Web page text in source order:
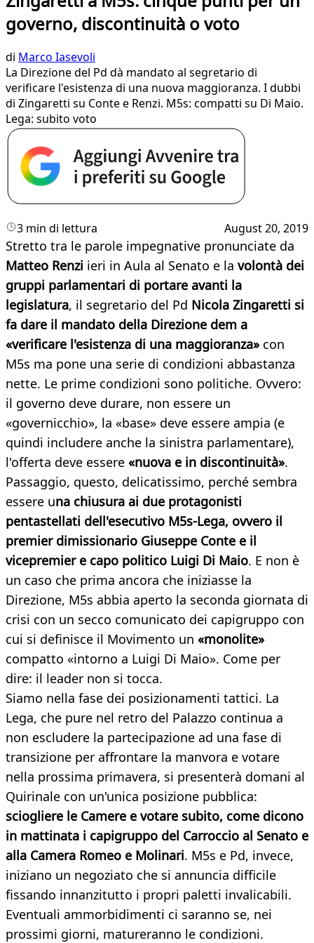
governo, discontinuità o voto
di Marco Iasevoli
La Direzione del Pd dà mandato al segretario di
verificare l'esistenza di una nuova maggioranza. I dubbi
di Zingaretti su Conte e Renzi. M5s: compatti su Di Maio.
Lega: subito voto
3 min di lettura August 20, 2019
Stretto tra le parole impegnative pronunciate da
Matteo Renzi ieri in Aula al Senato e la volontà dei
gruppi parlamentari di portare avanti la
legislatura, il segretario del Pd Nicola Zingaretti si
fa dare il mandato della Direzione dem a
«verificare l'esistenza di una maggioranza» con
M5s ma pone una serie di condizioni abbastanza
nette. Le prime condizioni sono politiche. Ovvero:
il governo deve durare, non essere un
«governicchio», la «base» deve essere ampia (e
quindi includere anche la sinistra parlamentare),
l'offerta deve essere «nuova e in discontinuità».
Passaggio, questo, delicatissimo, perché sembra
essere una chiusura ai due protagonisti
pentastellati dell'esecutivo M5s-Lega, ovvero il
premier dimissionario Giuseppe Conte e il
vicepremier e capo politico Luigi Di Maio. E non è
un caso che prima ancora che iniziasse la
Direzione, M5s abbia aperto la seconda giornata di
crisi con un secco comunicato dei capigruppo con
cui si definisce il Movimento un «monolite»
compatto «intorno a Luigi Di Maio». Come per
dire: il leader non si tocca.
Siamo nella fase dei posizionamenti tattici. La
Lega, che pure nel retro del Palazzo continua a
non escludere la partecipazione ad una fase di
transizione per affrontare la manvora e votare
nella prossima primavera, si presenterà domani al
Quirinale con un'unica posizione pubblica:
sciogliere le Camere e votare subito, come dicono
in mattinata i capigruppo del Carroccio al Senato e
alla Camera Romeo e Molinari. M5s e Pd, invece,
iniziano un negoziato che si annuncia difficile
fissando innanzitutto i propri paletti invalicabili.
Eventuali ammorbidimenti ci saranno se, nei
prossimi giorni, matureranno le condizioni.